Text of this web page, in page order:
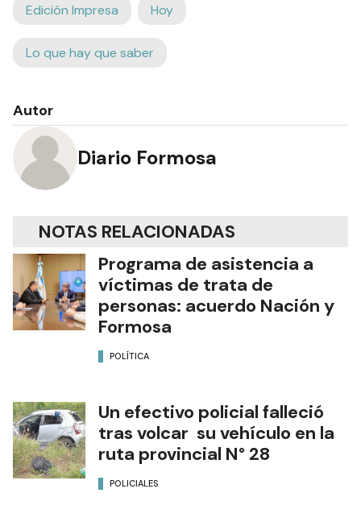
Edición Impresa Hoy
Lo que hay que saber
Autor
Diario Formosa
NOTAS RELACIONADAS
Programa de asistencia a
víctimas de trata de
personas: acuerdo Nación y
Formosa
POLÍTICA
Un efectivo policial falleció
tras volcar su vehículo en la
ruta provincial N° 28
POLICIALES